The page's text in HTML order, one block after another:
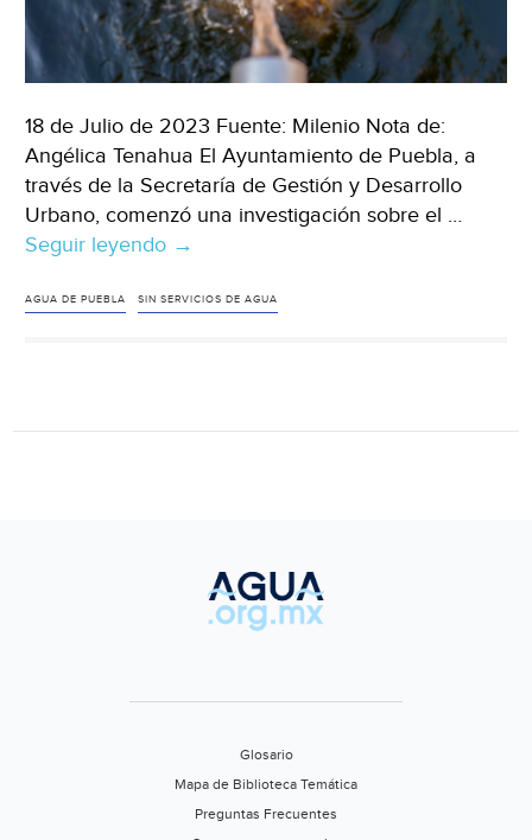
18 de Julio de 2023 Fuente: Milenio Nota de:
Angélica Tenahua El Ayuntamiento de Puebla, a
través de la Secretaría de Gestión y Desarrollo
Urbano, comenzó una investigación sobre el …
Seguir leyendo Puebla-
de
agua
potable
(Milenio)
→
AGUA DE PUEBLA SIN SERVICIOS DE AGUA
Glosario
Mapa de Biblioteca Temática
Preguntas Frecuentes